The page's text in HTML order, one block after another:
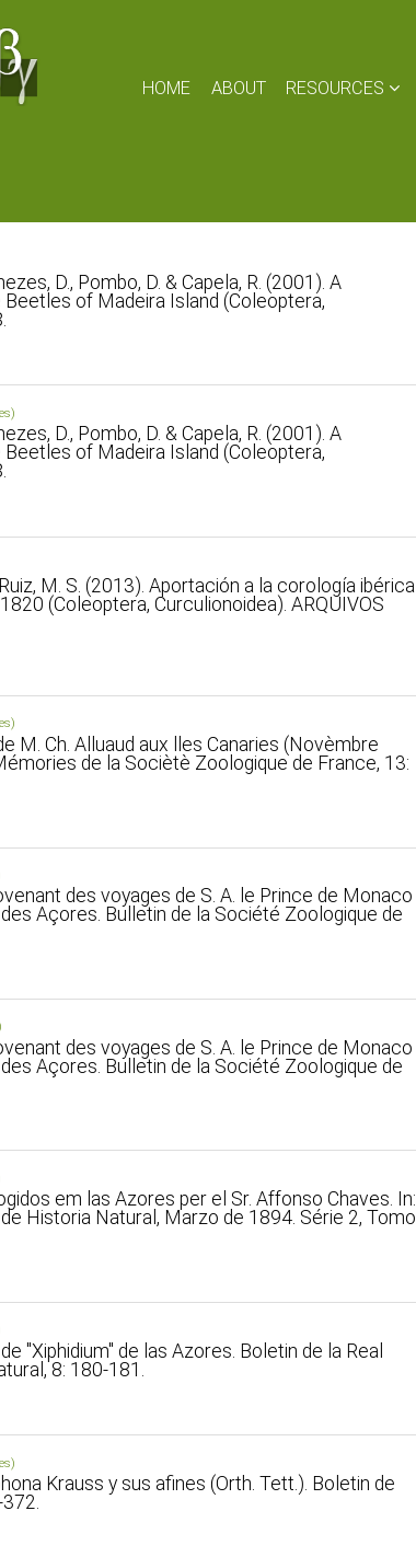
HOME ABOUT RESOURCES
D., Pombo, D. & Capela, R. (2001). A
of Madeira Island (Coleoptera,
D., Pombo, D. & Capela, R. (2001). A
of Madeira Island (Coleoptera,
M. S. (2013). Aportación a la corología ibérica
(Coleoptera, Curculionoidea). ARQUIVOS
M. Ch. Alluaud aux lles Canaries (Novèmbre
de la Sociètè Zoologique de France, 13:
des voyages de S. A. le Prince de Monaco
Açores. Bulletin de la Société Zoologique de
des voyages de S. A. le Prince de Monaco
Açores. Bulletin de la Société Zoologique de
em las Azores per el Sr. Affonso Chaves. In:
Historia Natural, Marzo de 1894. Série 2, Tomo
"Xiphidium" de las Azores. Boletin de la Real
8: 180-181.
Krauss y sus afines (Orth. Tett.). Boletin de